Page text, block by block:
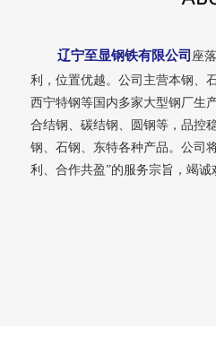
辽宁至显钢铁有限公司 座
利，位置优越。公司主营本钢、
西宁特钢等国内多家大型钢厂生
合结钢、碳结钢、圆钢等，品控
钢、石钢、东特各种产品。公司
利、合作共盈”的服务宗旨，竭诚